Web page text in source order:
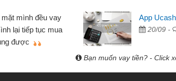
lúc cần vốn nhập
giới thiệu tôi đã giải
chóng
cần
được
App
20/09 -
Bạn muốn vay tiền? - Click